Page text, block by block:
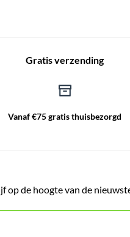
Gratis verzending
Vanaf €75 gratis thuisbezorgd
op de hoogte van de